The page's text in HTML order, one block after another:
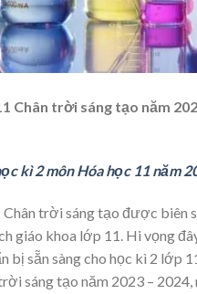
Chân trời sáng tạo năm
kì 2 môn Hóa học 11 năm
trời sáng tạo được biên
giáo khoa lớp 11. Hi vọng
bị sẵn sàng cho học kì 2 lớp
sáng tạo năm 2023 –